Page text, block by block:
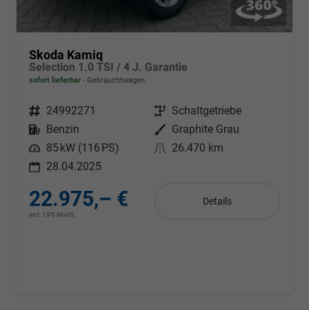
Skoda Kamiq
Selection 1.0 TSI / 4 J. Garantie
sofort lieferbar Gebrauchtwagen
Fahrzeugnr. 24992271 Getriebe Schaltgetriebe
Kraftstoff
Benzin Außenfarbe Graphite Grau
Leistung 85 kW (116 PS) Kilometerstand 26.470 km
28.04.2025
22.975,– €
incl. 19% MwSt.
Details